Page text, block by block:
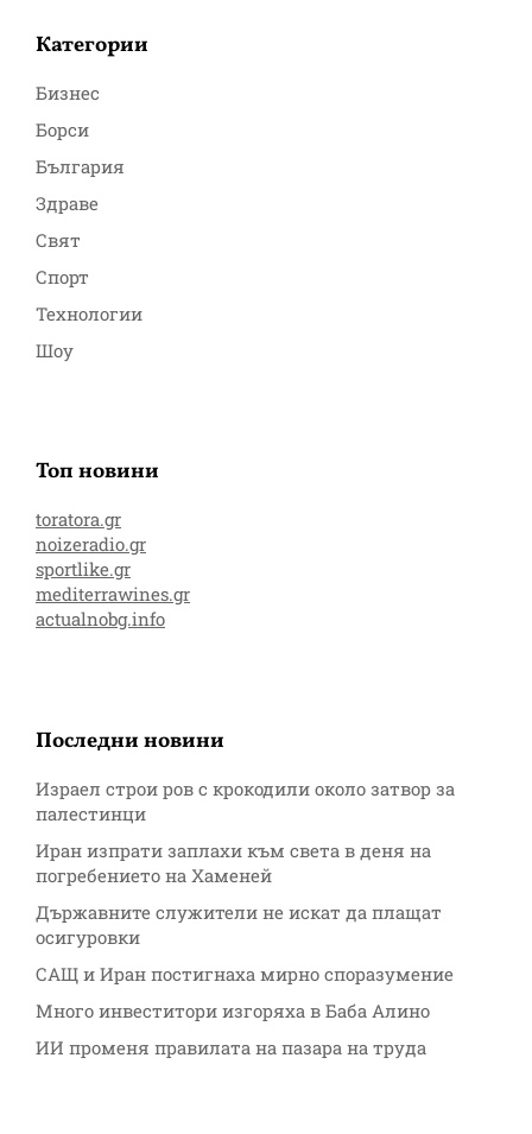
Категории
Бизнес
Борси
България
Здраве
Свят
Спорт
Технологии
Шоу
Топ новини
toratora.gr
noizeradio.gr
sportlike.gr
mediterrawines.gr
actualnobg.info
Последни новини
Израел строи ров с крокодили около затвор за
палестинци
Иран изпрати заплахи към света в деня на
погребението на Хаменей
Държавните служители не искат да плащат
осигуровки
САЩ и Иран постигнаха мирно споразумение
Много инвеститори изгоряха в Баба Алино
ИИ променя правилата на пазара на труда